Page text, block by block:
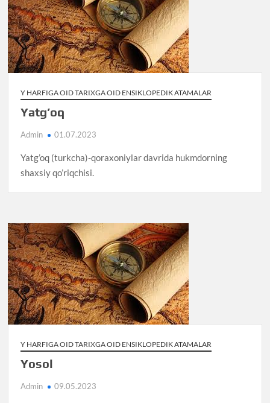
Y HARFIGA OID TARIXGA OID ENSIKLOPEDIK ATAMALAR
Yatg’oq
Admin 01.07.2023
Yatg’oq (turkcha)-qoraxoniylar davrida hukmdorning
shaxsiy qo’riqchisi.
Y HARFIGA OID TARIXGA OID ENSIKLOPEDIK ATAMALAR
Yosol
Admin 09.05.2023